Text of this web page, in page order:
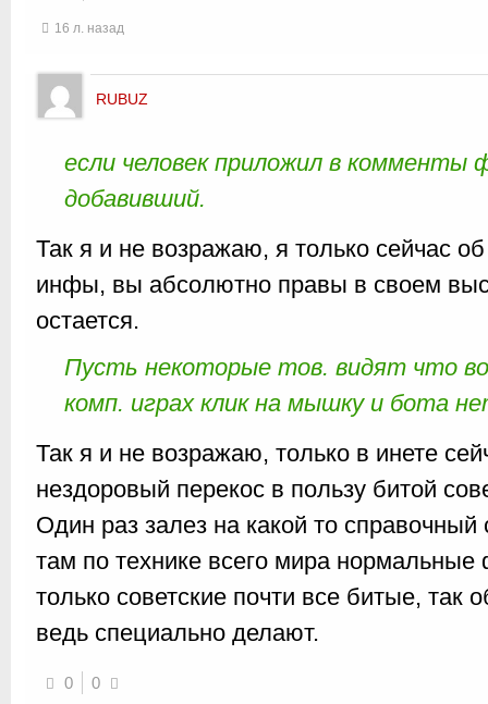
16 л. назад
RUBUZ
если человек приложил в комменты
добавивший.
Так я и не возражаю, я только сейчас
инфы, вы абсолютно правы в своем
остается.
Пусть некоторые тов. видят что
комп. играх клик на мышку и бота
Так я и не возражаю, только в инете
нездоровый перекос в пользу битой
Один раз залез на какой то справочный
там по технике всего мира
только советские почти все битые, так
ведь специально делают.
0 0